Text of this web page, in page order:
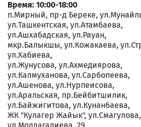
Время: 10:00-18:00
п.Мирный, пр-д Береке,
ул.Ташкентская, ул.Атамбаева,
ул.Ашхабадская, ул.Рауан,
мкр.Балыкшы, ул.Кожакаева,
ул.Хабиева,
ул.Жунусова, ул.Ахмедиярова,
ул.Калмуханова, ул.Сарбопеева,
ул.Ашенова, ул.Нурпеисова,
ул.Аральская, пр.Бейбитшилик,
ул.Байжигитова, ул.Кунанбаева,
ЖК "Кулагер Жайык",